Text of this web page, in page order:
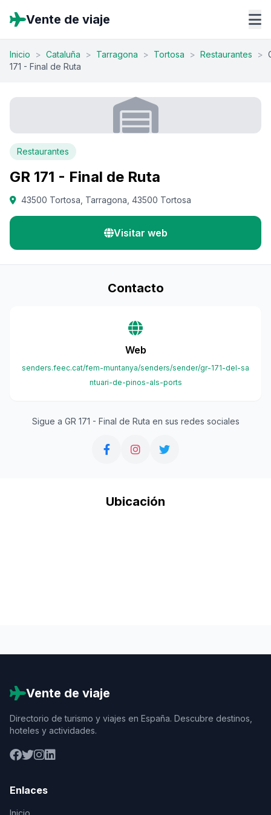
Vente de viaje
Inicio > Cataluña > Tarragona > Tortosa > Restaurantes >
171 - Final de Ruta
Restaurantes
GR 171 - Final de Ruta
43500 Tortosa, Tarragona, 43500 Tortosa
Visitar web
Contacto
Web
senders.feec.cat/fem-muntanya/senders/sender/gr-171-del-sa
ntuari-de-pinos-als-ports
Sigue a GR 171 - Final de Ruta en sus redes sociales
Ubicación
Vente de viaje
Directorio de turismo y viajes en España. Descubre destinos,
hoteles y actividades.
Enlaces
Inicio